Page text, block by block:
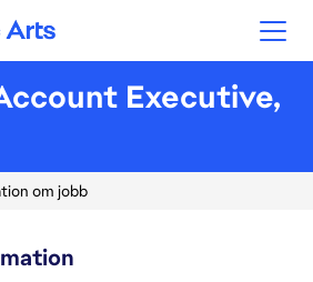
Arts
Executive,
om jobb